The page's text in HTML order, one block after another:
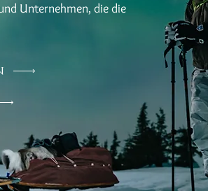
Unternehmen, die die